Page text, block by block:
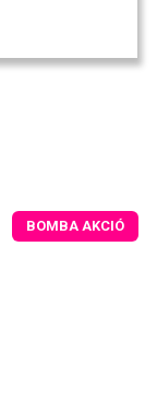
BOMBA AKCIÓ